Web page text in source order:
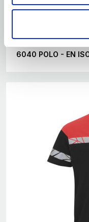
Ilość kolorów: 2
6040 POLO - EN